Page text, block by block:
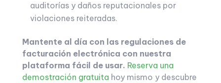
auditorías y daños reputacionales por
violaciones reiteradas.
Mantente al día con las regulaciones de
facturación electrónica con nuestra
plataforma fácil de usar. Reserva una
demostración gratuita hoy mismo y descubre